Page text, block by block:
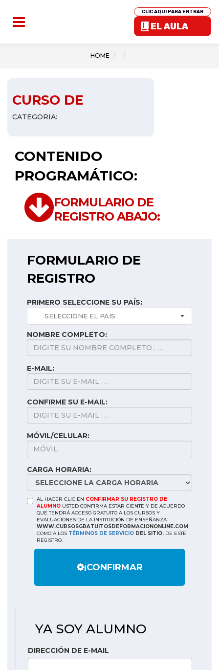
CLIC AQUI PARA ENTRAR
EL AULA
HOME
CURSO DE
CATEGORIA:
CONTENIDO
PROGRAMÁTICO:
FORMULARIO DE
REGISTRO ABAJO:
FORMULARIO DE
REGISTRO
PRIMERO SELECCIONE SU PAÍS:
NOMBRE COMPLETO:
E-MAIL:
CONFIRME SU E-MAIL:
MÓVIL/CELULAR:
CARGA HORARIA:
AL HACER CLIC EN CONFIRMAR SU REGISTRO DE
ALUMNO USTED CONFIRMA ESTAR CIENTE Y DE ACUERDO
QUE TENDRÁ ACCESO GRATUITO A LOS CURSOS Y
EVALUACIONES DE LA INSTITUCIÓN DE ENSEÑANZA
WWW.CURSOSGRATUITOSDEFORMACIONONLINE.COM
COMO A LOS TÉRMINOS DE SERVICIO DEL SITIO. DE ESTE
REGISTRO.
¡CONFIRMAR
YA SOY ALUMNO
DIRECCIÓN DE E-MAIL